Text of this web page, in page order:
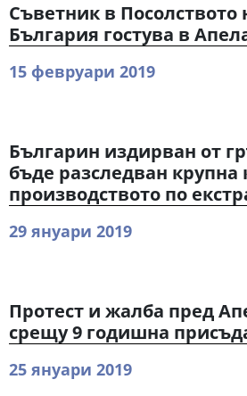
Съветник в
България гостува в
15 февруари 2019
Българин издирван от
бъде разследван
производството по
29 януари 2019
Протест и жалба пред
срещу 9 годишна
25 януари 2019